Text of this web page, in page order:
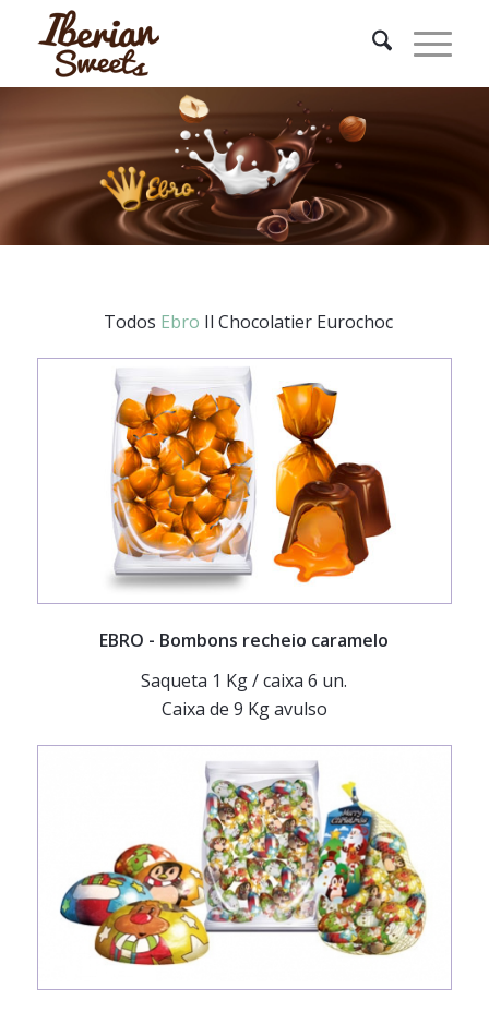
Todos Ebro Il Chocolatier Eurochoc
EBRO - Bombons recheio caramelo
Saqueta 1 Kg / caixa 6 un.
Caixa de 9 Kg avulso